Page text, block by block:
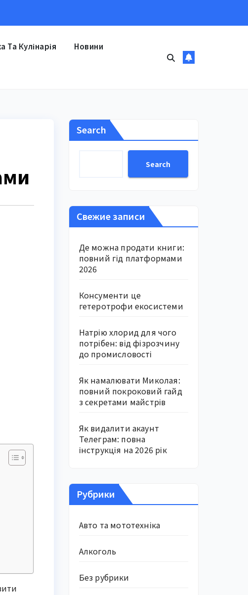
Та Кулінарія Новини
Search
Search
Свежие записи
Де можна продати книги:
повний гід платформами
2026
Консументи це
гетеротрофи екосистеми
Натрію хлорид для чого
потрібен: від фізрозчину
до промисловості
Як намалювати Миколая:
повний покроковий гайд
з секретами майстрів
Як видалити акаунт
Телеграм: повна
інструкція на 2026 рік
Рубрики
Авто та мототехніка
Алкоголь
Без рубрики